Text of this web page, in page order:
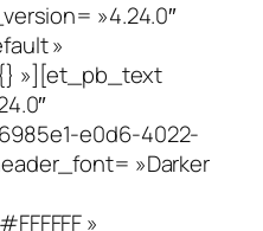
»4.24.0″
»
»][et_pb_text
e0d6-4022-
»Darker
»